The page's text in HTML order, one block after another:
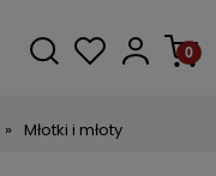
» Młotki i młoty